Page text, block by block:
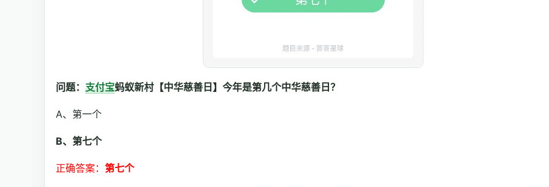
问题： 支付宝蚂蚁新村【中华慈善日】今年是第几个中华慈善日？
A、第一个
B、第七个
正确答案： 第七个